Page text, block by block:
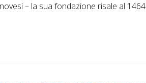
– la sua fondazione risale al